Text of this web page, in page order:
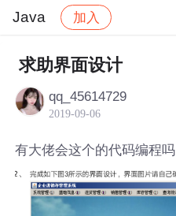
Java 加入
社区 Java
求助界面设计
qq_45614729
2019-09-06
有大佬会这个的代码编程吗